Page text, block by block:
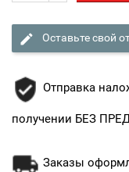
Оставьте свой
Отправка
получении БЕЗ
Заказы